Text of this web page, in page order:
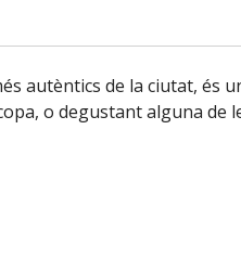
autèntics de la ciutat, és
o degustant alguna de